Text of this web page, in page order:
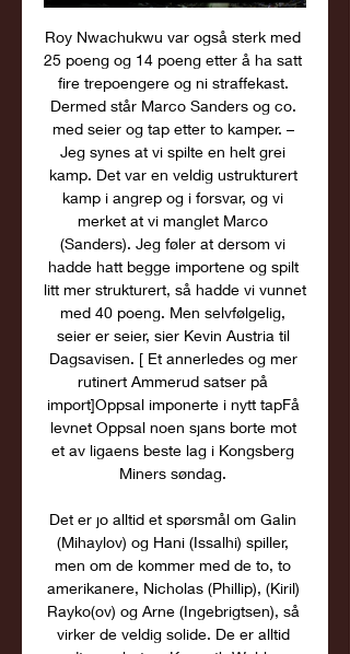
Roy Nwachukwu var også sterk med
25 poeng og 14 poeng etter å ha satt
fire trepoengere og ni straffekast.
Dermed står Marco Sanders og co.
med seier og tap etter to kamper. –
Jeg synes at vi spilte en helt grei
kamp. Det var en veldig ustrukturert
kamp i angrep og i forsvar, og vi
merket at vi manglet Marco
(Sanders). Jeg føler at dersom vi
hadde hatt begge importene og spilt
litt mer strukturert, så hadde vi vunnet
med 40 poeng. Men selvfølgelig,
seier er seier, sier Kevin Austria til
Dagsavisen. [ Et annerledes og mer
rutinert Ammerud satser på
import]Oppsal imponerte i nytt tapFå
levnet Oppsal noen sjans borte mot
et av ligaens beste lag i Kongsberg
Miners søndag.
Det er jo alltid et spørsmål om Galin
(Mihaylov) og Hani (Issalhi) spiller,
men om de kommer med de to, to
amerikanere, Nicholas (Phillip), (Kiril)
Rayko(ov) og Arne (Ingebrigtsen), så
virker de veldig solide. De er alltid